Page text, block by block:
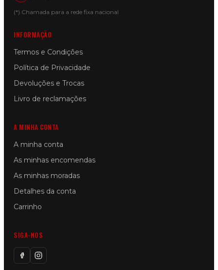
(*) Chamada para a rede fixa nacional
INFORMAÇÃO
Termos e Condições
Política de Privacidade
Devoluções e Trocas
Livro de reclamações
A MINHA CONTA
A minha conta
As minhas encomendas
As minhas moradas
Detalhes da conta
Carrinho
SIGA-NOS